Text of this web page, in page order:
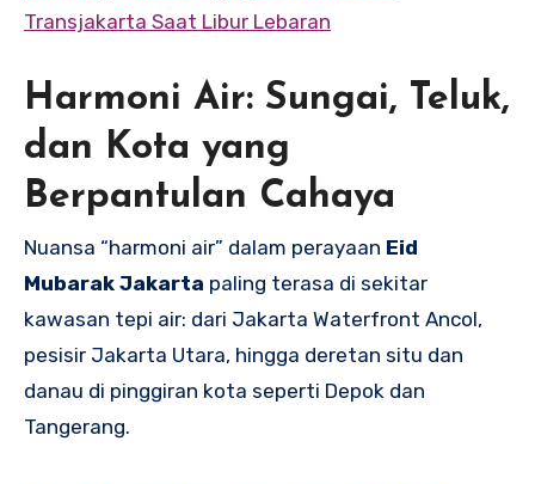
Transjakarta Saat Libur Lebaran
Harmoni Air: Sungai, Teluk,
dan Kota yang
Berpantulan Cahaya
Nuansa “harmoni air” dalam perayaan Eid
Mubarak Jakarta paling terasa di sekitar
kawasan tepi air: dari Jakarta Waterfront Ancol,
pesisir Jakarta Utara, hingga deretan situ dan
danau di pinggiran kota seperti Depok dan
Tangerang.